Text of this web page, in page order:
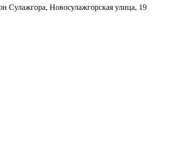
Сулажгора, Новосулажгорская улица, 19